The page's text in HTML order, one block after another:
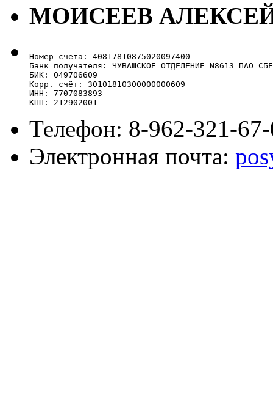
МОИСЕЕВ
Номер счёта: 40817810875020097400
Банк получателя: ЧУВАШСКОЕ ОТДЕЛЕНИЕ N8613 ПАО
БИК: 049706609
Корр. счёт: 30101810300000000609
ИНН: 7707083893
КПП: 212902001
Телефон: 8-962-321-
Электронная почта: